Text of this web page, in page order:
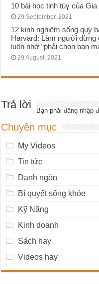
10 bài học tinh túγ của
29 September, 2021
12 kinh nghiệm sống quý
Harvard: Làm người
luôn nhớ “phải chọn bạn
29 August, 2021
Trả lời Bạn phảiđăng nhập
Chuyên mục
My Videos
Tin tức
Danh ngôn
Bí quyết sống khỏe
Kỹ Năng
Kinh doanh
Sách hay
Videos hay